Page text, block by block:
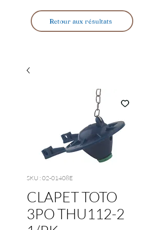
Retour aux résultats
SKU : 02-01408E
CLAPET TOTO
3PO THU112-2